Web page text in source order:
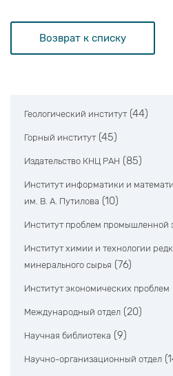
Возврат к списку
Геологический институт (44)
Горный институт (45)
Издательство КНЦ РАН (85)
Институт информатики и
им. В. А. Путилова (10)
Институт проблем промышленной
Институт химии и технологии
минерального сырья (76)
Институт экономических проблем
Международный отдел (20)
Научная библиотека (9)
Научно-организационный отдел